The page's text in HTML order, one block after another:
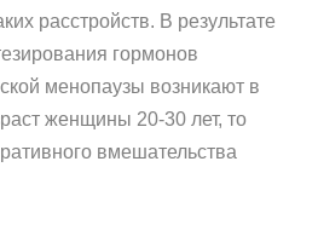
расстройств. В результате
гормонов
менопаузы возникают в
женщины 20-30 лет, то
вмешательства